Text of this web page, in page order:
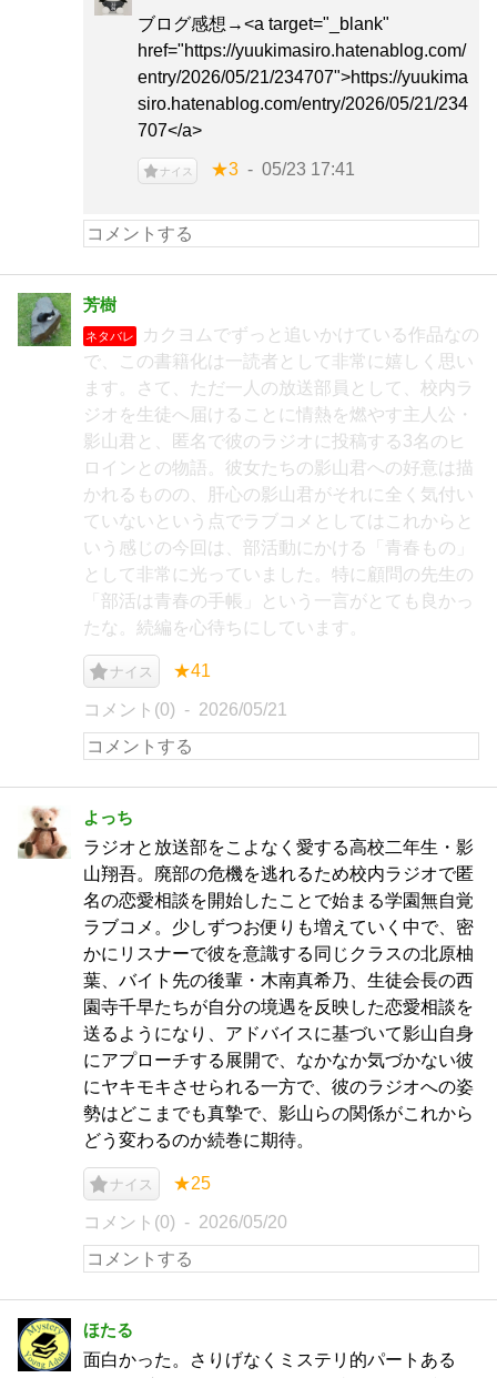
ブログ感想→<a target="_blank"
href="https://yuukimasiro.hatenablog.com/
entry/2026/05/21/234707">https://yuukima
siro.hatenablog.com/entry/2026/05/21/234
707</a>
ナイス ★3 05/23 17:41
芳樹
ネタバレ
カクヨムでずっと追いかけている作品なの
で、この書籍化は一読者として非常に嬉しく思い
ます。さて、ただ一人の放送部員として、校内ラ
ジオを生徒へ届けることに情熱を燃やす主人公・
影山君と、匿名で彼のラジオに投稿する3名のヒ
ロインとの物語。彼女たちの影山君への好意は描
かれるものの、肝心の影山君がそれに全く気付い
ていないという点でラブコメとしてはこれからと
いう感じの今回は、部活動にかける「青春もの」
として非常に光っていました。特に顧問の先生の
「部活は青春の手帳」という一言がとても良かっ
たな。続編を心待ちにしています。
ナイス ★41
コメント(0) 2026/05/21
よっち
ラジオと放送部をこよなく愛する高校二年生・影
山翔吾。廃部の危機を逃れるため校内ラジオで匿
名の恋愛相談を開始したことで始まる学園無自覚
ラブコメ。少しずつお便りも増えていく中で、密
かにリスナーで彼を意識する同じクラスの北原柚
葉、バイト先の後輩・木南真希乃、生徒会長の西
園寺千早たちが自分の境遇を反映した恋愛相談を
送るようになり、アドバイスに基づいて影山自身
にアプローチする展開で、なかなか気づかない彼
にヤキモキさせられる一方で、彼のラジオへの姿
勢はどこまでも真摯で、影山らの関係がこれから
どう変わるのか続巻に期待。
ナイス ★25
コメント(0) 2026/05/20
ほたる
面白かった。さりげなくミステリ的パートある